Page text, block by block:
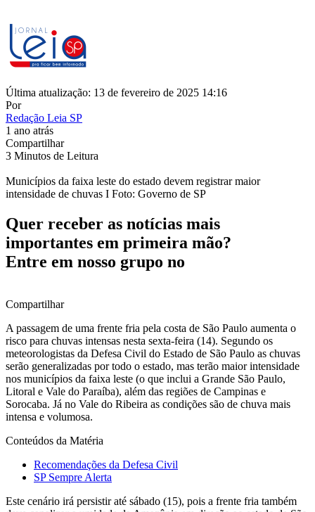
Última atualização: 13 de fevereiro de 2025 14:16
Por
Redação Leia SP
1 ano atrás
Compartilhar
3 Minutos de Leitura
Municípios da faixa leste do estado devem registrar maior
intensidade de chuvas I Foto: Governo de SP
Quer receber as notícias mais
importantes em primeira mão?
Entre em nosso grupo no
Compartilhar
A passagem de uma frente fria pela costa de São Paulo aumenta o
risco para chuvas intensas nesta sexta-feira (14). Segundo os
meteorologistas da Defesa Civil do Estado de São Paulo as chuvas
serão generalizadas por todo o estado, mas terão maior intensidade
nos municípios da faixa leste (o que inclui a Grande São Paulo,
Litoral e Vale do Paraíba), além das regiões de Campinas e
Sorocaba. Já no Vale do Ribeira as condições são de chuva mais
intensa e volumosa.
Conteúdos da Matéria
Recomendações da Defesa Civil
SP Sempre Alerta
Este cenário irá persistir até sábado (15), pois a frente fria também